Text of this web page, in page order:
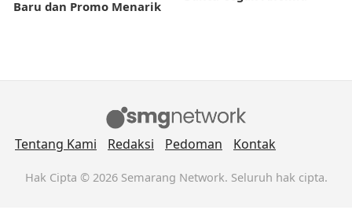
Baru dan Promo Menarik
Tentang Kami Redaksi Pedoman Kontak
Hak Cipta © 2026 Semarang Network. Seluruh hak cipta.